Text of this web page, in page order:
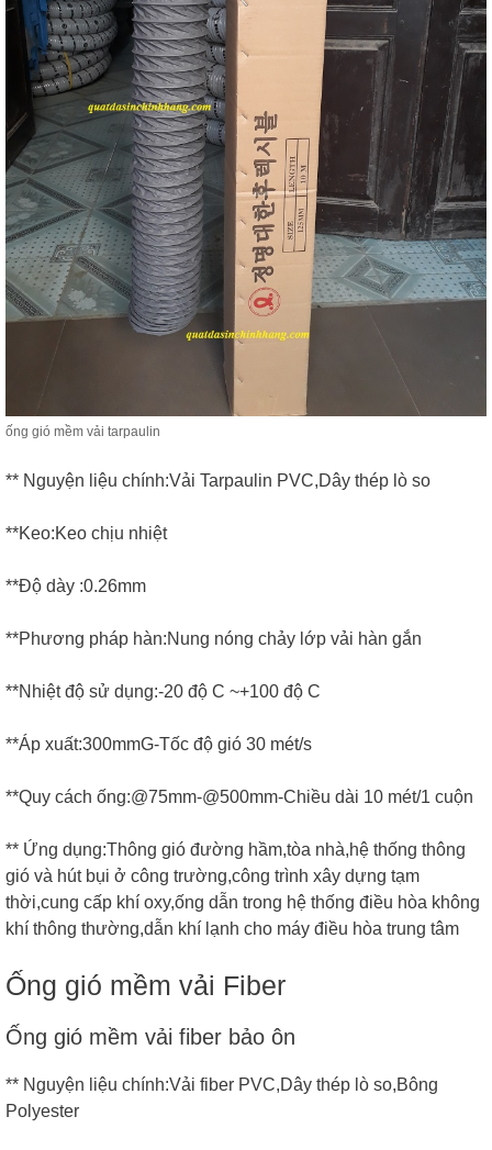
ống gió mềm vải tarpaulin
** Nguyện liệu chính:Vải Tarpaulin PVC,Dây thép lò so
**Keo:Keo chịu nhiệt
**Độ dày :0.26mm
**Phương pháp hàn:Nung nóng chảy lớp vải hàn gắn
**Nhiệt độ sử dụng:-20 độ C ~+100 độ C
**Áp xuất:300mmG-Tốc độ gió 30 mét/s
**Quy cách ống:@75mm-@500mm-Chiều dài 10 mét/1 cuộn
** Ứng dụng:Thông gió đường hầm,tòa nhà,hệ thống thông
gió và hút bụi ở công trường,công trình xây dựng tạm
thời,cung cấp khí oxy,ống dẫn trong hệ thống điều hòa không
khí thông thường,dẫn khí lạnh cho máy điều hòa trung tâm
Ống gió mềm vải Fiber
Ống gió mềm vải fiber bảo ôn
** Nguyện liệu chính:Vải fiber PVC,Dây thép lò so,Bông
Polyester